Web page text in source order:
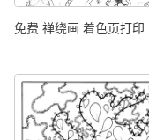
免费 禅绕画 着色页打印